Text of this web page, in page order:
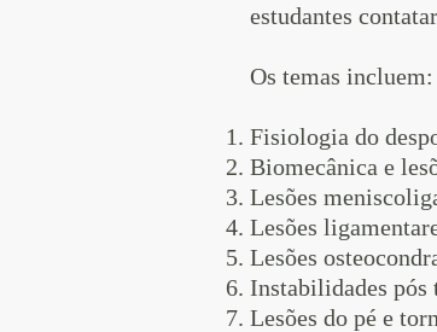
estudantes
Os temas incluem:
Fisiologia do
Biomecânica e
Lesões
Lesões
Lesões
Instabilidades pós
Lesões do pé e